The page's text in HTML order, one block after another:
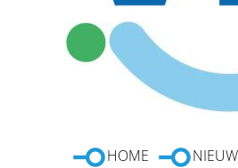
HOME